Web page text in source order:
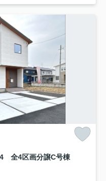
全4区画分譲C号棟